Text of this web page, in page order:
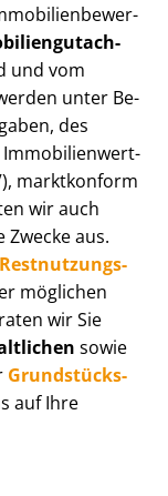
und vom
unter Be­
des
Im­mo­bi­li­en­wert­
marktkonform
wir auch
aus.
Rest­nut­zungs­
möglichen
wir Sie
sowie
Grund­stücks­
auf Ihre